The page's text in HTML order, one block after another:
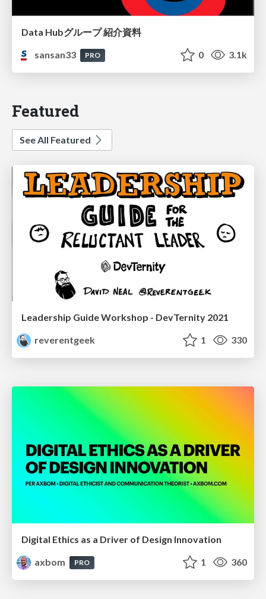
Data Hubグループ 紹介資料
sansan33
PRO 0 3.1k
Featured
See All Featured
Leadership Guide Workshop - DevTernity 2021
reverentgeek
1 330
Digital Ethics as a Driver of Design Innovation
axbom
PRO 1 360